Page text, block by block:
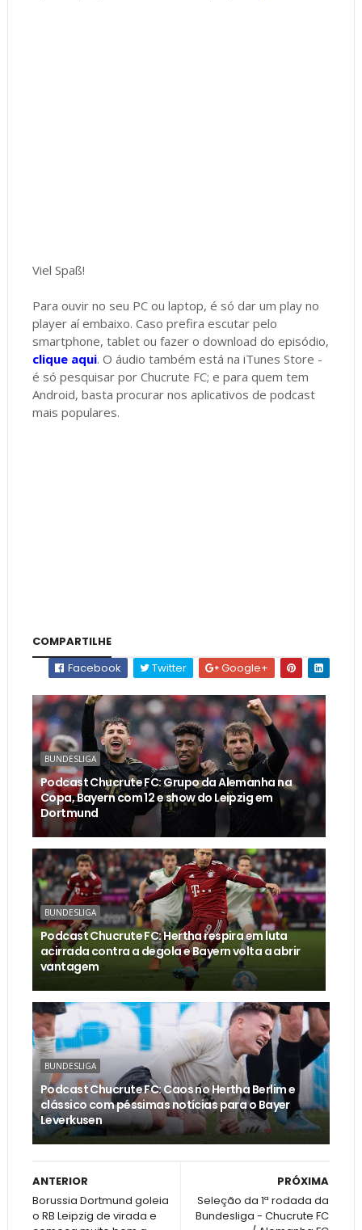
Viel Spaß!
Para ouvir no seu PC ou laptop, é só dar um play no
player aí embaixo. Caso prefira escutar pelo
smartphone, tablet ou fazer o download do episódio,
clique aqui. O áudio também está na iTunes Store -
é só pesquisar por Chucrute FC; e para quem tem
Android, basta procurar nos aplicativos de podcast
mais populares.
COMPARTILHE
Facebook
Twitter Google+
BUNDESLIGA
Podcast Chucrute FC: Grupo da Alemanha na
Copa, Bayern com 12 e show do Leipzig em
Dortmund
BUNDESLIGA
Podcast Chucrute FC: Hertha respira em luta
acirrada contra a degola e Bayern volta a abrir
vantagem
BUNDESLIGA
Podcast Chucrute FC: Caos no Hertha Berlim e
clássico com péssimas notícias para o Bayer
Leverkusen
PRÓXIMA
Seleção da 1ª rodada da
Bundesliga - Chucrute FC
ANTERIOR
Borussia Dortmund goleia
o RB Leipzig de virada e